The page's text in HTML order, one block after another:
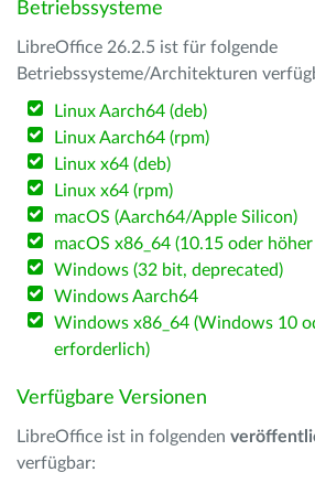
Betriebssysteme
LibreOffice 26.2.5 ist für folgende
Betriebssysteme/Architekturen
Linux Aarch64 (deb)
Linux Aarch64 (rpm)
Linux x64 (deb)
Linux x64 (rpm)
macOS (Aarch64/Apple Silicon)
macOS x86_64 (10.15 oder
Windows (32 bit, deprecated)
Windows Aarch64
Windows x86_64 (Windows 10
erforderlich)
Verfügbare Versionen
LibreOffice ist in folgenden
verfügbar: